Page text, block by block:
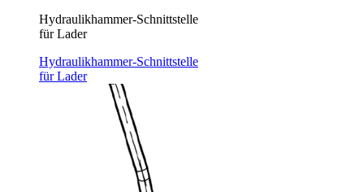
Hydraulikhammer-Schnittstelle
für Lader
Hydraulikhammer-Schnittstelle
für Lader